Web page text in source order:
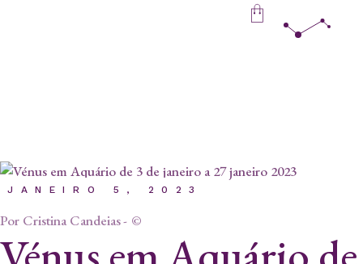
JANEIRO 5, 2023
Por Cristina Candeias ©